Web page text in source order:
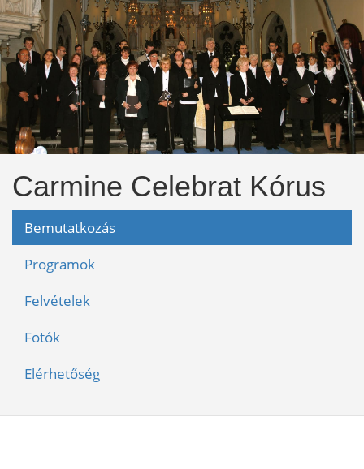
Carmine Celebrat Kórus
Bemutatkozás
Programok
Felvételek
Fotók
Elérhetőség